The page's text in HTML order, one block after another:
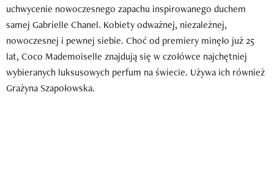
uchwycenie nowoczesnego zapachu inspirowanego duchem
samej Gabrielle Chanel. Kobiety odważnej, niezależnej,
nowoczesnej i pewnej siebie. Choć od premiery minęło już 25
lat, Coco Mademoiselle znajdują się w czołówce najchętniej
wybieranych luksusowych perfum na świecie. Używa ich również
Grażyna Szapołowska.